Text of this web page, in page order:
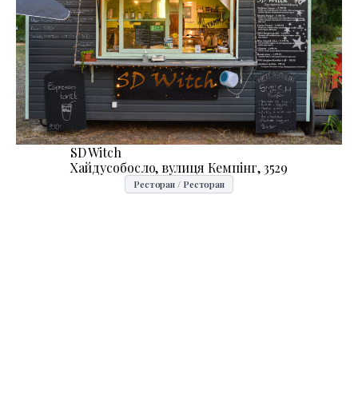
SD Witch
Хайдусобосло, вулиця Кемпінг, 3529
Ресторан / Ресторан